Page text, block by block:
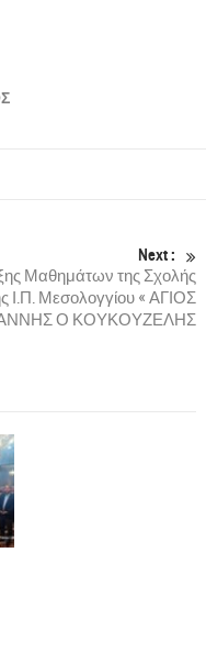
Next :
Μαθημάτων της Σχολής
Ι.Π. Μεσολογγίου « ΑΓΙΟΣ
Ο ΚΟΥΚΟΥΖΕΛΗΣ